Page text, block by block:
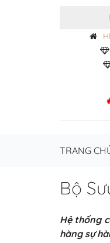
TRANG
Bộ
Hệ thống
hàng sự